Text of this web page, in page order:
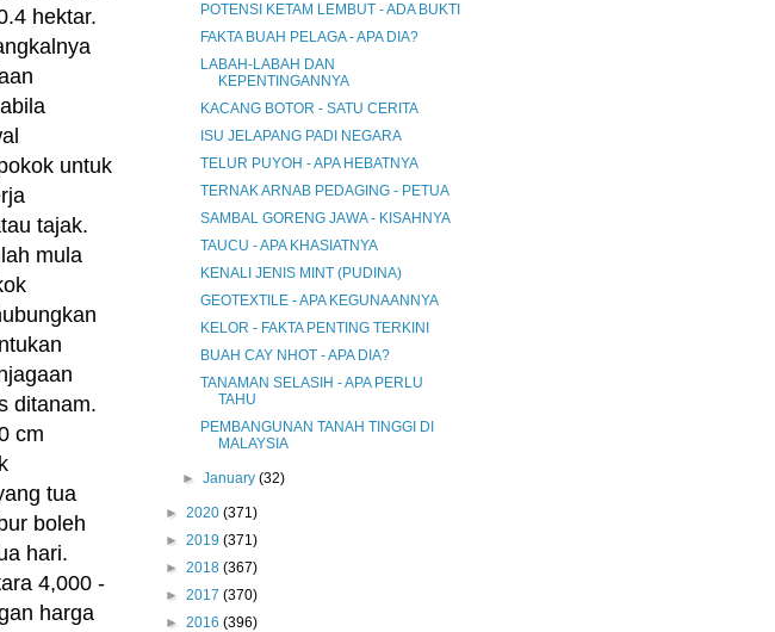
hektar.
untuk
tajak.
mula
ditanam.
cm
tua
boleh
hari.
4,000 -
harga
POTENSI KETAM LEMBUT - ADA BUKTI
FAKTA BUAH PELAGA - APA DIA?
LABAH-LABAH DAN
KEPENTINGANNYA
KACANG BOTOR - SATU CERITA
ISU JELAPANG PADI NEGARA
TELUR PUYOH - APA HEBATNYA
TERNAK ARNAB PEDAGING - PETUA
SAMBAL GORENG JAWA - KISAHNYA
TAUCU - APA KHASIATNYA
KENALI JENIS MINT (PUDINA)
GEOTEXTILE - APA KEGUNAANNYA
KELOR - FAKTA PENTING TERKINI
BUAH CAY NHOT - APA DIA?
TANAMAN SELASIH - APA PERLU
TAHU
PEMBANGUNAN TANAH TINGGI DI
MALAYSIA
►January(32)
► 2020 (371)
► 2019 (371)
► 2018 (367)
► 2017 (370)
► 2016 (396)